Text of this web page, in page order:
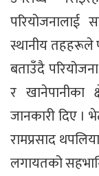
परियोजनालाई
स्थानीय तहहरूले
बताउँदै
र खानेपानीका
जानकारी दिए ।
रामप्रसाद
लगायतको